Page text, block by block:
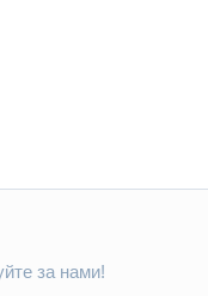
за нами!